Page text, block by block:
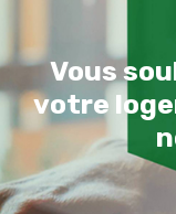
Vous
votre